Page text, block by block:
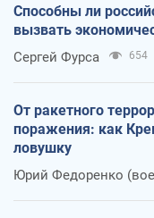
Способны ли
вызвать
Сергей Фурса 654
От ракетного
поражения: как
ловушку
Юрий Федоренко